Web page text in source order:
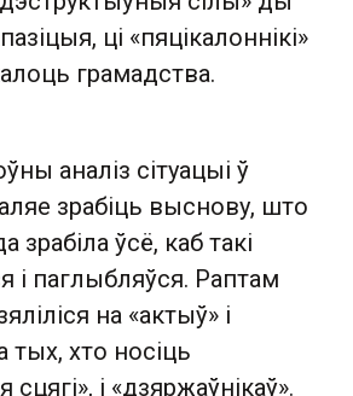
ці «пяцікалоннікі»
грамадства.
аналіз сітуацыі ў
зрабіць выснову, што
зрабіла ўсё, каб такі
і паглыбляўся. Раптам
на «актыў» і
тых, хто носіць
і «дзяржаўнікаў».